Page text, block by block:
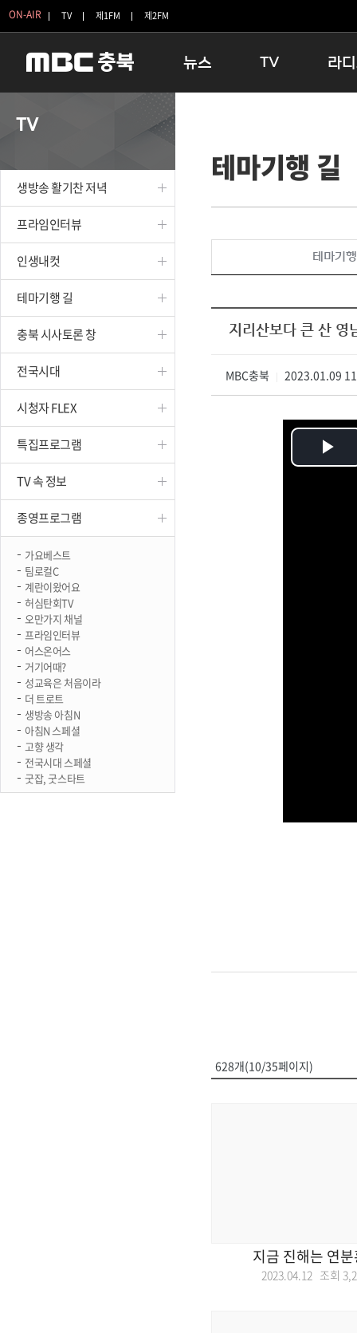
ON-AIR TV 제1FM 제2FM
뉴스
보은
옥천
TV
인생내컷
테마기행 길
시청자 FLEX
종영프로그램
라
16:00
우리 고
TV
생방송 활기찬 저녁
프라임인터뷰
인생내컷
테마기행 길
충북 시사토론 창
전국시대
시청자 FLEX
특집프로그램
TV 속 정보
종영프로그램
가요베스트
팀로컬C
계란이왔어요
허심탄회TV
오만가지 채널
프라임인터뷰
어스온어스
거기어때?
성교육은 처음이라
더 트로트
생방송 아침N
아침N 스페셜
고향 생각
전국시대 스페셜
굿잡, 굿스타트
테마기행 길
테마기
지리산보다 큰 산 영
MBC충북 2023.01.09
628개(10/35페이지)
지금 진해는 연
2023.04.12 조회